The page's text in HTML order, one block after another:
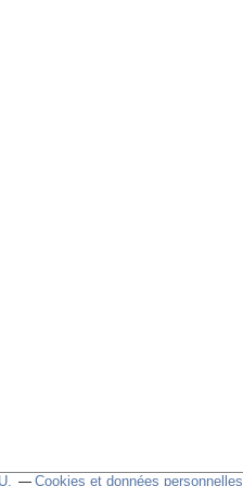
Cookies et données personnelles